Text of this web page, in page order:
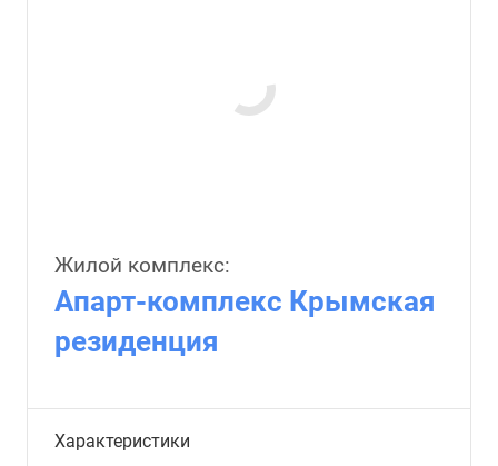
Жилой комплекс:
Апарт-комплекс Крымская
резиденция
Характеристики